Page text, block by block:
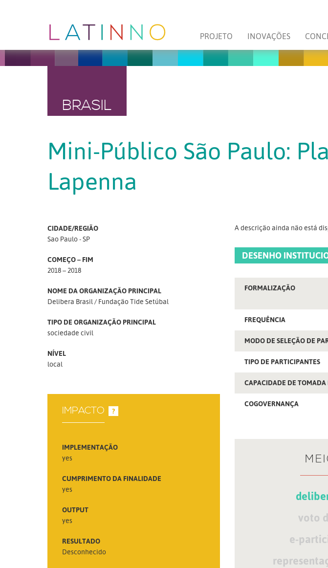
PROJETO INOVAÇÕES
BRASIL
Mini-Público São Paulo:
Lapenna
CIDADE/REGIÃO
Sao Paulo - SP
COMEÇO – FIM
2018 – 2018
NOME DA ORGANIZAÇÃO PRINCIPAL
Delibera Brasil
Fundação Tide Setúbal
TIPO DE ORGANIZAÇÃO PRINCIPAL
sociedade civil
NÍVEL
local
IMPACTO ?
IMPLEMENTAÇÃO
yes
CUMPRIMENTO DA FINALIDADE
yes
OUTPUT
yes
RESULTADO
Desconhecido
A descrição ainda não está
DESENHO
FORMALIZAÇÃO
FREQUÊNCIA
MODO DE SELEÇÃO DE
TIPO DE PARTICIPANTES
CAPACIDADE DE TOMADA
COGOVERNANÇA
voto
e-